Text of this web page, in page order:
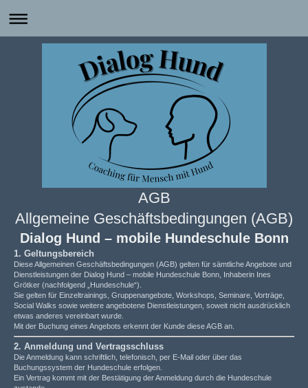
AGB
Allgemeine Geschäftsbedingungen (AGB)
Dialog Hund – mobile Hundeschule Bonn
1. Geltungsbereich
Diese Allgemeinen Geschäftsbedingungen (AGB) gelten für sämtliche Angebote und
Dienstleistungen der Dialog Hund – mobile Hundeschule Bonn, Inhaberin Ines
Grötker (nachfolgend „Hundeschule“).
Sie gelten für Einzeltrainings, Gruppenangebote, Workshops, Seminare, Vorträge,
Social Walks sowie weitere angebotene Dienstleistungen, soweit nicht ausdrücklich
etwas anderes vereinbart wurde.
Mit der Buchung eines Angebots erkennt der Kunde diese AGB an.
2. Anmeldung und Vertragsschluss
Die Anmeldung kann schriftlich, telefonisch, per E-Mail oder über das
Buchungssystem der Hundeschule erfolgen.
Ein Vertrag kommt mit der Bestätigung der Anmeldung durch die Hundeschule